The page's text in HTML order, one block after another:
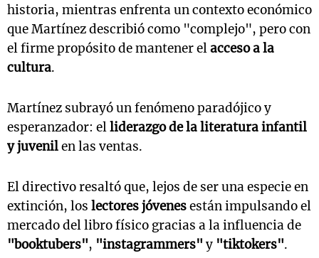
historia, mientras enfrenta un contexto económico
que Martínez describió como "complejo", pero con
el firme propósito de mantener elacceso a la
cultura.
Martínez subrayó un fenómeno paradójico y
esperanzador: elliderazgo de la literatura infantil
y juvenilen las ventas.
El directivo resaltó que, lejos de ser una especie en
extinción, los lectores jóvenesestán impulsando el
mercado del libro físico gracias a la influencia de
"booktubers", "instagrammers" y "tiktokers".